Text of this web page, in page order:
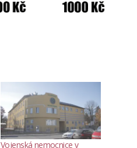
Vojenská nemocnice v